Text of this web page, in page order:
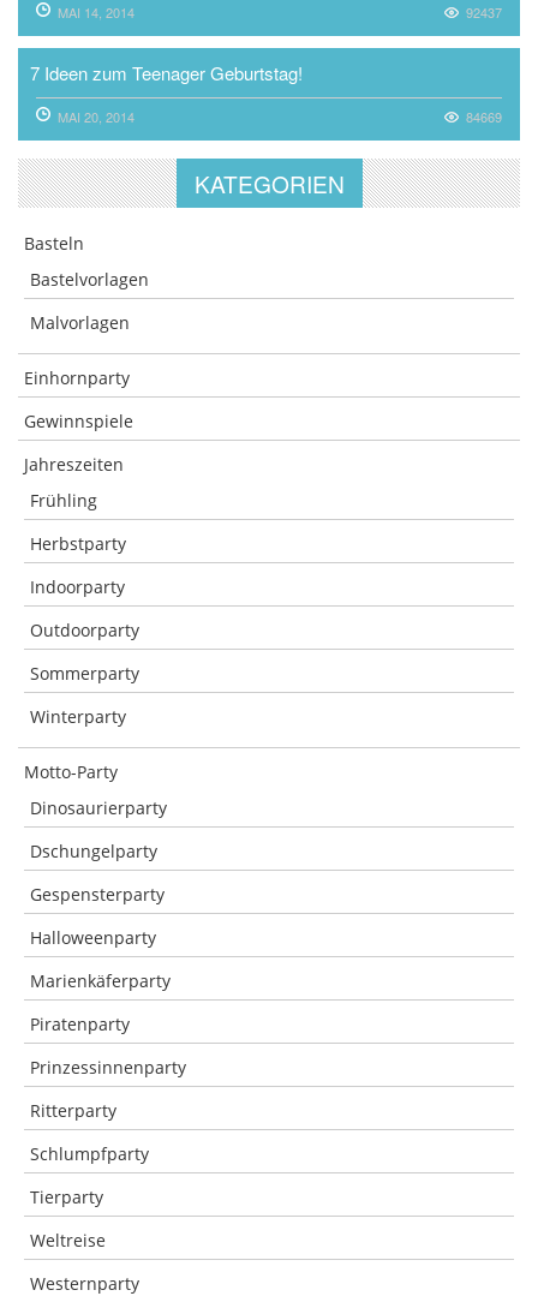
MAI 14, 2014 92437
7 Ideen zum Teenager Geburtstag!
MAI 20, 2014 84669
KATEGORIEN
Basteln
Bastelvorlagen
Malvorlagen
Einhornparty
Gewinnspiele
Jahreszeiten
Frühling
Herbstparty
Indoorparty
Outdoorparty
Sommerparty
Winterparty
Motto-Party
Dinosaurierparty
Dschungelparty
Gespensterparty
Halloweenparty
Marienkäferparty
Piratenparty
Prinzessinnenparty
Ritterparty
Schlumpfparty
Tierparty
Weltreise
Westernparty